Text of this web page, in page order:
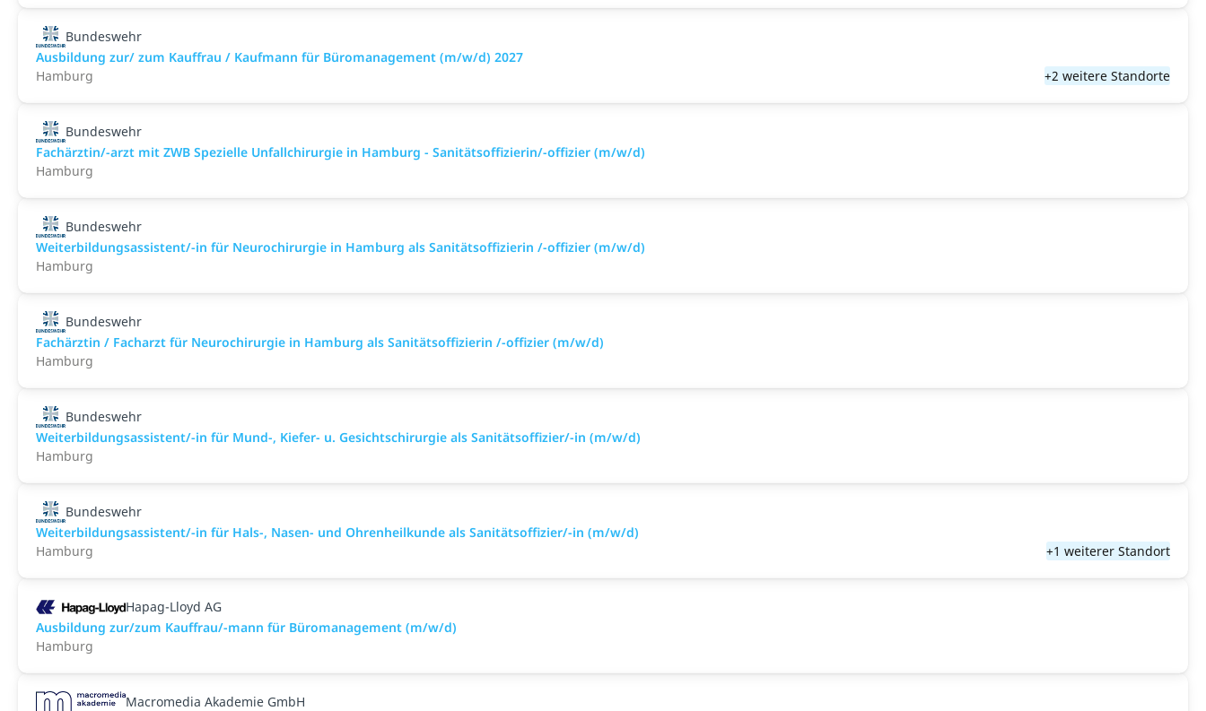
Bundeswehr
Ausbildung zur/ zum Kauffrau / Kaufmann für Büromanagement (m/w/d) 2027
Hamburg
+2 weitere Standorte
Bundeswehr
Fachärztin/-arzt mit ZWB Spezielle Unfallchirurgie in Hamburg - Sanitätsoffizierin/-offizier (m/w/d)
Hamburg
Bundeswehr
Weiterbildungsassistent/-in für Neurochirurgie in Hamburg als Sanitätsoffizierin /-offizier (m/w/d)
Hamburg
Bundeswehr
Fachärztin / Facharzt für Neurochirurgie in Hamburg als Sanitätsoffizierin /-offizier (m/w/d)
Hamburg
Bundeswehr
Weiterbildungsassistent/-in für Mund-, Kiefer- u. Gesichtschirurgie als Sanitätsoffizier/-in (m/w/d)
Hamburg
Bundeswehr
Weiterbildungsassistent/-in für Hals-, Nasen- und Ohrenheilkunde als Sanitätsoffizier/-in (m/w/d)
Hamburg
+1 weiterer Standort
Hapag-Lloyd AG
Ausbildung zur/zum Kauffrau/-mann für Büromanagement (m/w/d)
Hamburg
Macromedia Akademie GmbH